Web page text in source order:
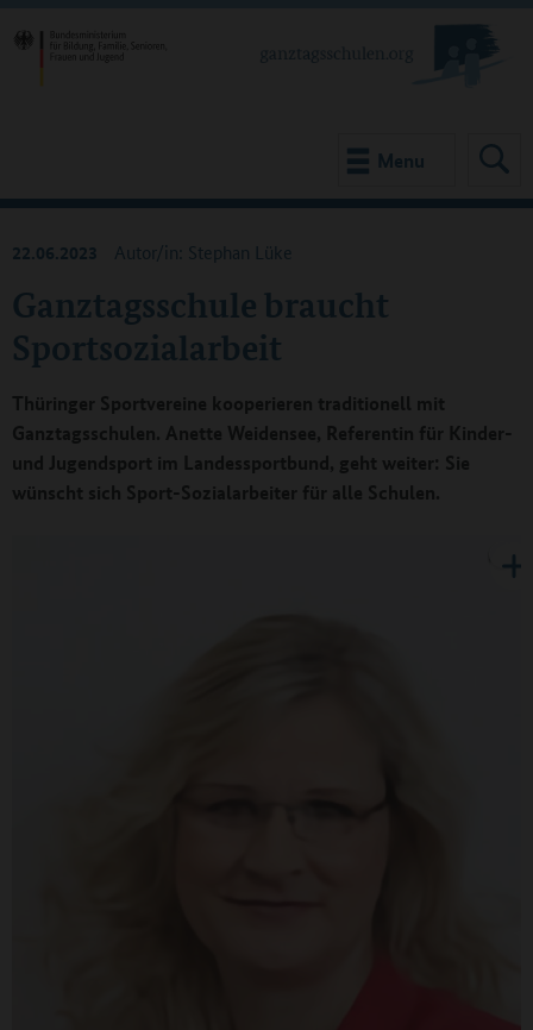
Menu
Ganztagsschule braucht
Sportsozialarbeit
22.06.2023 Autor/in: Stephan Lüke
Thüringer Sportvereine kooperieren traditionell mit
Ganztagsschulen. Anette Weidensee, Referentin für Kinder-
und Jugendsport im Landessportbund, geht weiter: Sie
wünscht sich Sport-Sozialarbeiter für alle Schulen.